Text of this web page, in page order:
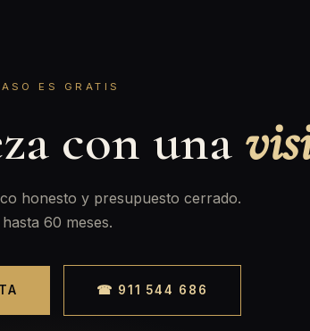
ES GRATIS
con una
honesto y presupuesto cerrado.
60 meses.
☎ 911 544 686